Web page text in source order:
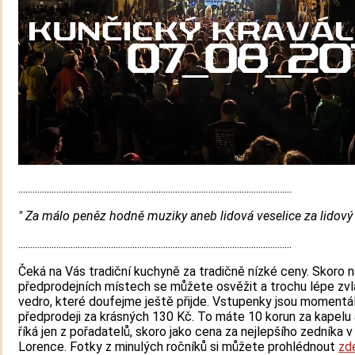
...................................................................................................................
" Za málo peněz hodně muziky aneb lidová veselice za
...................................................................................................................
Čeká na Vás tradiční kuchyně za tradičně nízké ceny. Skoro
předprodejních místech se můžete osvěžit a trochu lépe
vedro, které doufejme ještě přijde. Vstupenky jsou
předprodeji za krásných 130 Kč. To máte 10 korun za kapelu
říká jen z pořadatelů, skoro jako cena za nejlepšího zedníka v
Lorence. Fotky z minulých ročníků si můžete prohlédnout